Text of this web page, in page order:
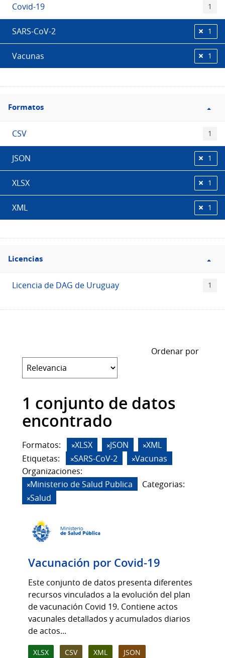
Covid-19 1
SARS-CoV-2 1
Vacunas 1
Filtro
Formatos
Formatos
CSV 1
JSON 1
XLSX 1
XML 1
Filtro
Licencias
Licencias
Licencia de DAG de Uruguay 1
Ordenar por
1 conjunto de datos
encontrado
Formatos: XLSX JSON
XML
Etiquetas:
SARS-CoV-2
Vacunas
Organizaciones:
Ministerio de Salud Publica
Categorias:
Salud
Vacunación por Covid-19
Este conjunto de datos presenta diferentes
recursos vinculados a la evolución del plan
de vacunación Covid 19. Contiene actos
vacunales detallados y acumulados diarios
de actos...
XLSX CSV XML JSON